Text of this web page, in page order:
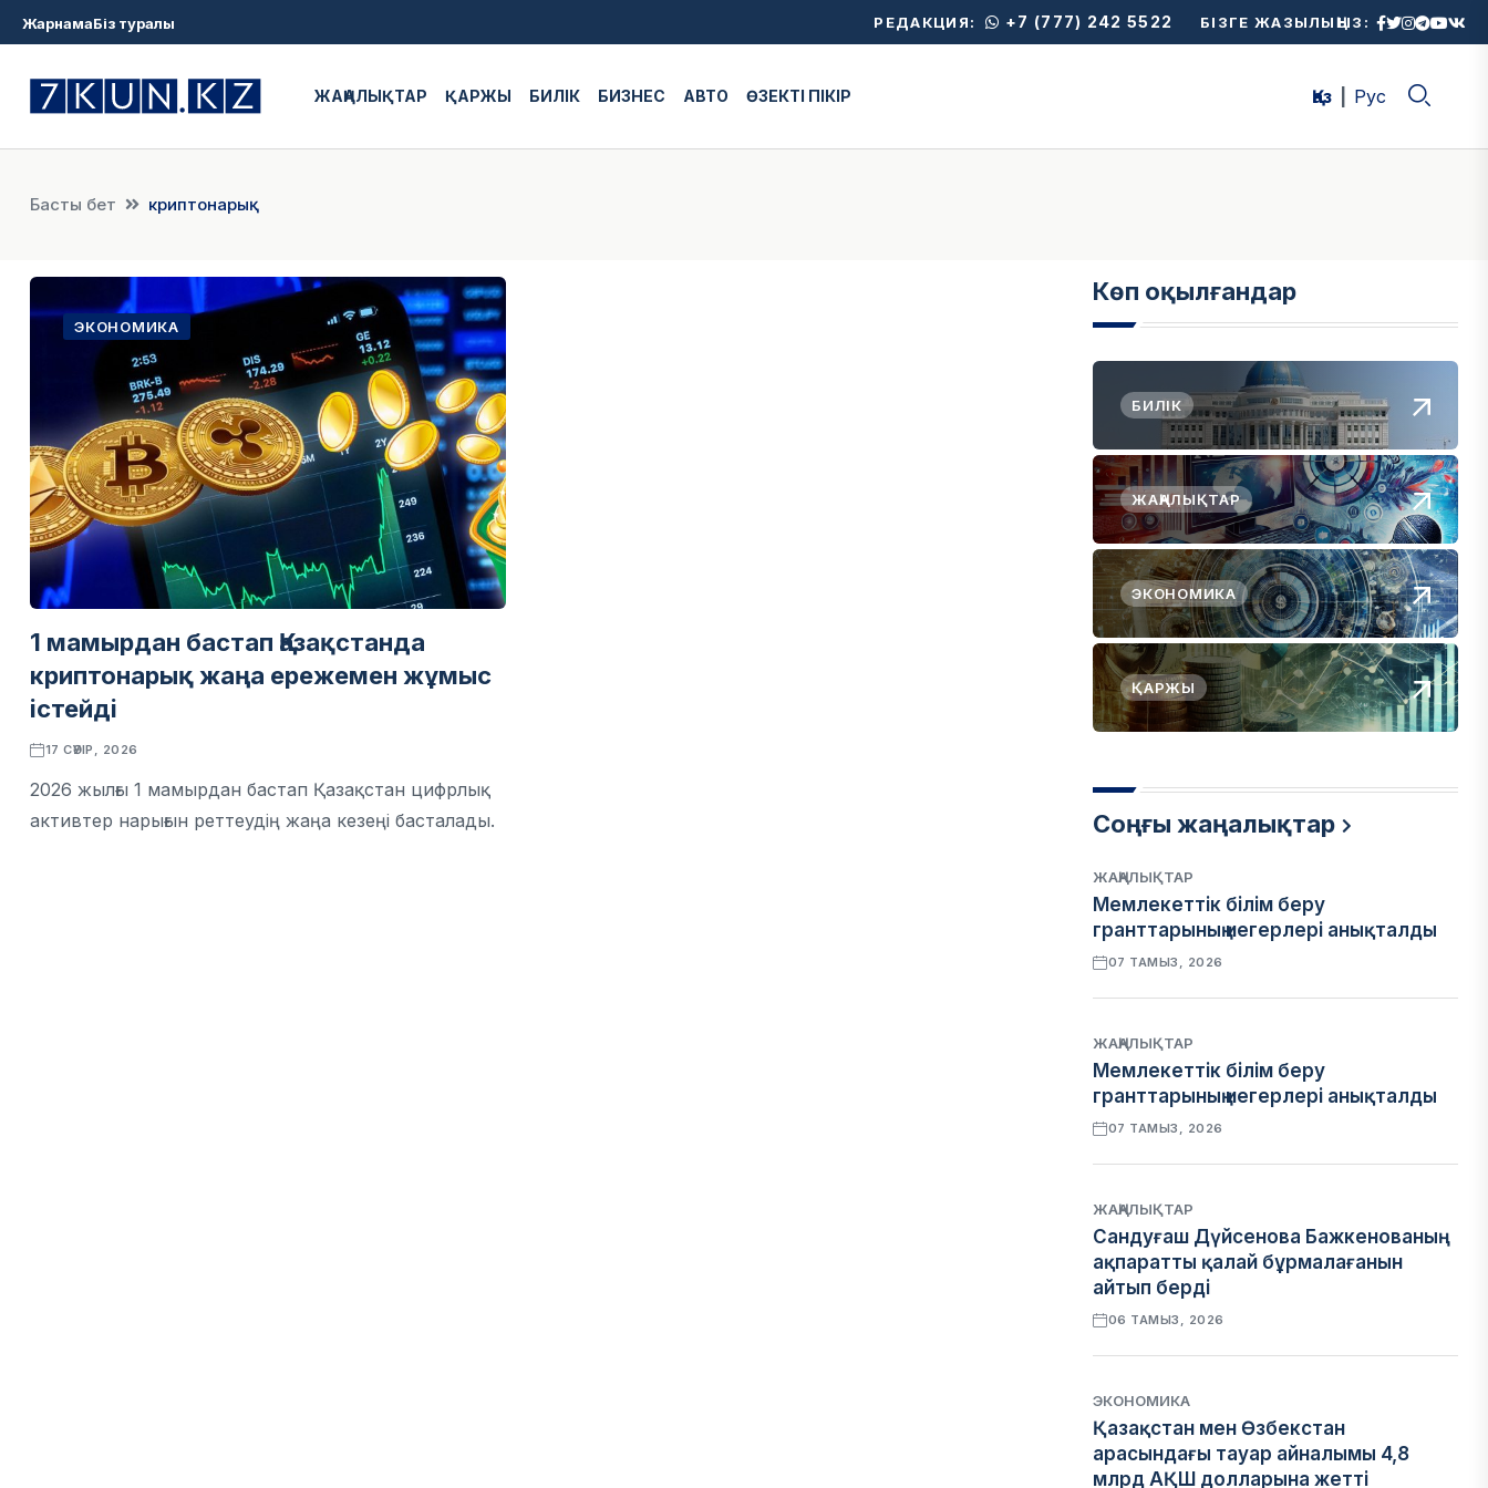
ЖарнамаБіз туралы РЕДАКЦИЯ: +7 (777) 242 5522 БІЗГЕ ЖАЗЫЛЫҢЫЗ:
ЖАҢАЛЫҚТАР ҚАРЖЫ БИЛІК БИЗНЕС АВТО ӨЗЕКТІ ПІКІР Қаз Рус
Басты бет криптонарық
ЭКОНОМИКА
1 мамырдан бастап Қазақстанда
криптонарық жаңа ережемен жұмыс
істейді
17 СӘУІР, 2026
2026 жылғы 1 мамырдан бастап Қазақстан цифрлық
активтер нарығын реттеудің жаңа кезеңі басталады.
Көп оқылғандар
БИЛІК
ЖАҢАЛЫҚТАР
ЭКОНОМИКА
ҚАРЖЫ
Соңғы жаңалықтар
ЖАҢАЛЫҚТАР
Мемлекеттік білім беру
гранттарының иегерлері анықталды
07 ТАМЫЗ, 2026
ЖАҢАЛЫҚТАР
Мемлекеттік білім беру
гранттарының иегерлері анықталды
07 ТАМЫЗ, 2026
ЖАҢАЛЫҚТАР
Сандуғаш Дүйсенова Бажкенованың
ақпаратты қалай бұрмалағанын
айтып берді
06 ТАМЫЗ, 2026
ЭКОНОМИКА
Қазақстан мен Өзбекстан
арасындағы тауар айналымы 4,8
млрд АҚШ долларына жетті